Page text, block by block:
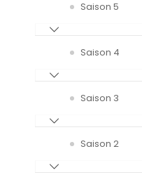
Saison 5
Saison 4
Saison 3
Saison 2